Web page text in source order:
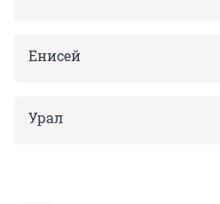
Енисей
Урал